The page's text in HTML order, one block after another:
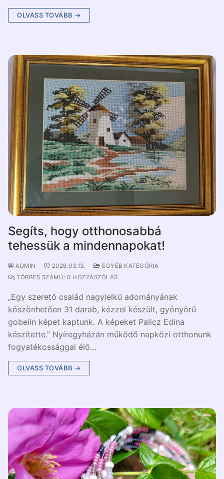
OLVASS TOVÁBB →
Segíts, hogy otthonosabbá
tehessük a mindennapokat!
ADMIN 2026.03.13.
EGYÉB KATEGÓRIA
TÖBBES SZÁMÚ: 0 HOZZÁSZÓLÁS
„Egy szerető család nagylelkű adományának
köszönhetően 31 darab, kézzel készült, gyönyörű
gobelin képet kaptunk. A képeket Palicz Edina
készítette.” Nyíregyházán működő napközi otthonunk
fogyatékossággal élő…
OLVASS TOVÁBB →